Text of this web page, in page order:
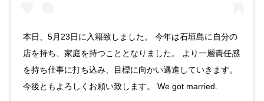
本日、5月23日に入籍致しました。 今年は石垣島に自分の
店を持ち、家庭を持つこととなりました。 より一層責任感
を持ち仕事に打ち込み、目標に向かい邁進していきます。
今後ともよろしくお願い致します。 We got married.